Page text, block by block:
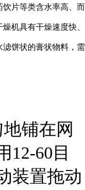
片等类含水率高、而
机具有干燥速度快、
饼状的膏状物料，需
铺在网
12-60目
装置拖动